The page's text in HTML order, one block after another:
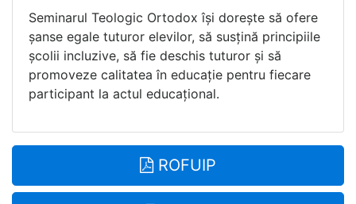
Seminarul Teologic Ortodox își dorește să ofere
șanse egale tuturor elevilor, să susțină principiile
școlii incluzive, să fie deschis tuturor și să
promoveze calitatea în educație pentru fiecare
participant la actul educațional.
ROFUIP